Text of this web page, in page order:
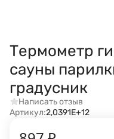
Термометр
сауны
градусник
Написать отзыв
Артикул:2,0391E+12